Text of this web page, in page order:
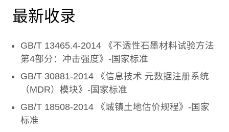
最新收录
GB/T 13465.4-2014 《不透性石墨材料试验方法
第4部分：冲击强度》-国家标准
GB/T 30881-2014 《信息技术 元数据注册系统
（MDR）模块》-国家标准
GB/T 18508-2014 《城镇土地估价规程》-国家
标准